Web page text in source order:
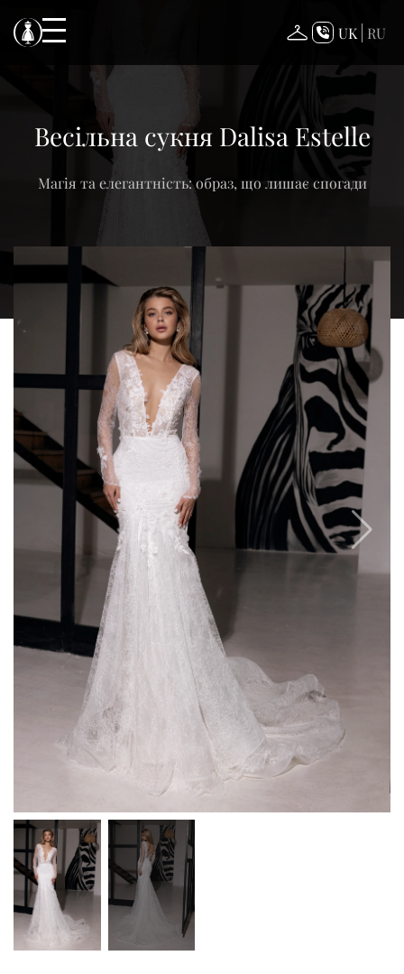
content
UK RU
Весільна сукня Dalisa Estelle
Магія та елегантність: образ, що лишає спогади